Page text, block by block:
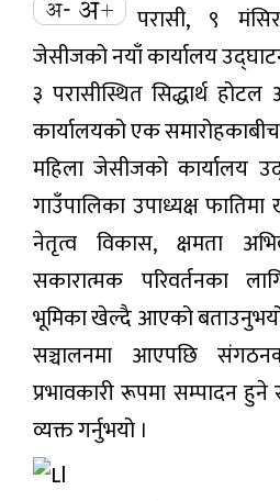
परासी, ९
जेसीजको नयाँ कार्यालय
३ परासीस्थित सिद्धार्थ
कार्यालयको एक
महिला जेसीजको कार्यालय
गाउँपालिका उपाध्यक्ष
नेतृत्व विकास, क्षमता
सकारात्मक परिवर्तनका
भूमिका खेल्दै आएको
सञ्चालनमा आएपछि
प्रभावकारी रूपमा सम्पादन हुने
व्यक्त गर्नुभयो ।